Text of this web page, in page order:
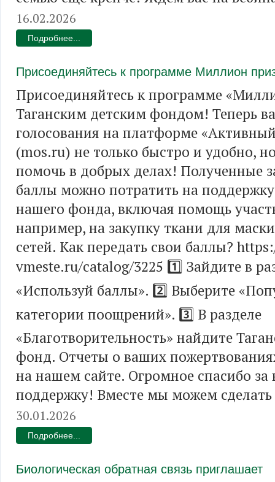
16.02.2026
Подробнее...
Присоединяйтесь к программе Миллион
Присоединяйтесь к программе
Таганским детским фондом! Теперь
голосования на платформе
(mos.ru) не только быстро и удобно,
помочь в добрых делах! Полученные
баллы можно потратить на
нашего фонда, включая помощь
например, на закупку ткани для
сетей. Как передать свои баллы?
vmeste.ru/catalog/3225 1️⃣ Зайдите в
«Используй баллы». 2️⃣ Выберите
категории поощрений». 3️⃣ В разделе
«Благотворительность» найдите
фонд. Отчеты о ваших
на нашем сайте. Огромное спасибо за
поддержку! Вместе мы можем
30.01.2026
Подробнее...
Биологическая обратная связь приглашает